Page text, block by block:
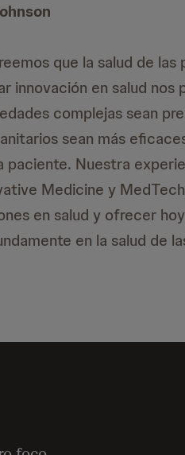
que la salud de
innovación en salud
complejas sean
sean más
paciente. Nuestra
Medicine y
en salud y ofrecer
en la salud de